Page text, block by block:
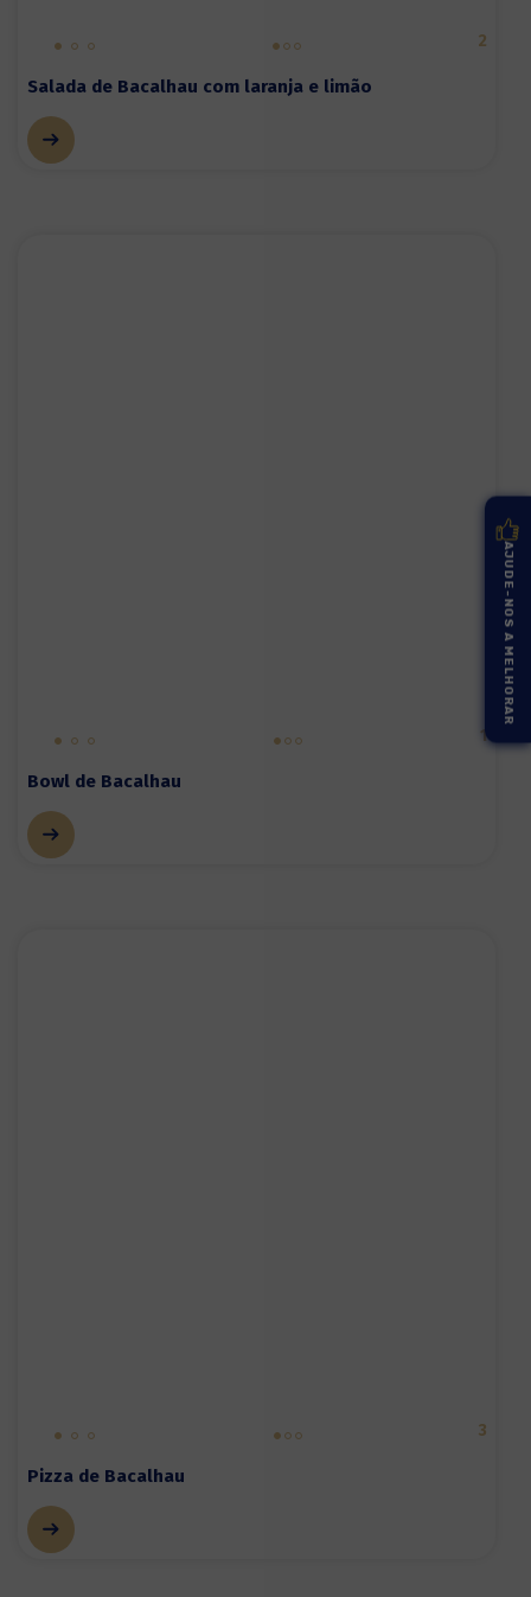
2
Salada de Bacalhau com laranja e limão
1
Bowl de Bacalhau
3
Pizza de Bacalhau
AJUDE-NOS A MELHORAR